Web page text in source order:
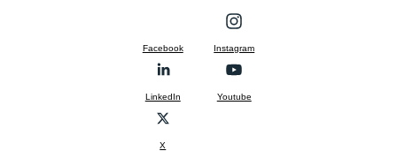
Facebook Instagram
LinkedIn Youtube
X